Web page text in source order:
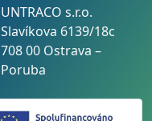
UNTRACO s.r.o.
Slavíkova 6139/18c
708 00 Ostrava –
Poruba